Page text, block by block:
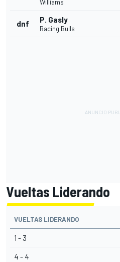
Williams
dnf P. Gasly
Racing Bulls
Vueltas Liderando
VUELTAS LIDERANDO
1 - 3
4 - 4